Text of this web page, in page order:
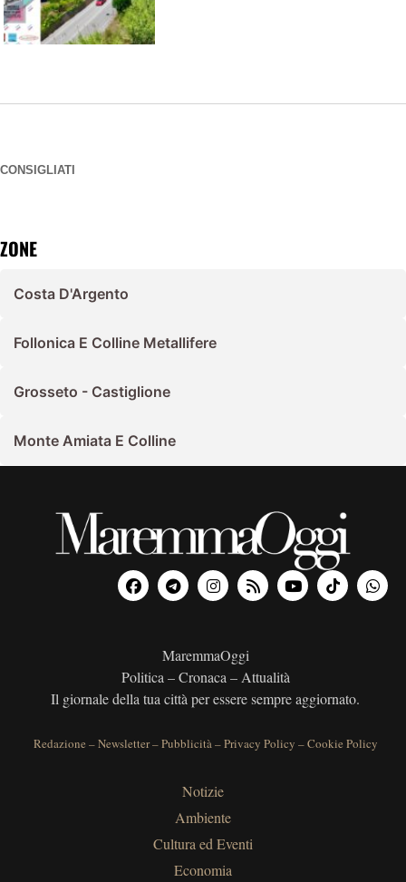
CONSIGLIATI
ZONE
Costa D'Argento
Follonica E Colline Metallifere
Grosseto - Castiglione
Monte Amiata E Colline
MaremmaOggi
Politica – Cronaca – Attualità
Il giornale della tua città per essere sempre aggiornato.
Redazione –Newsletter–Pubblicità–Privacy Policy –Cookie Policy
Notizie
Ambiente
Cultura ed Eventi
Economia